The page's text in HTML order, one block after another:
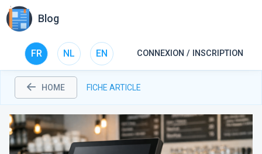
Blog
FR NL EN CONNEXION / INSCRIPTION
HOME FICHE ARTICLE